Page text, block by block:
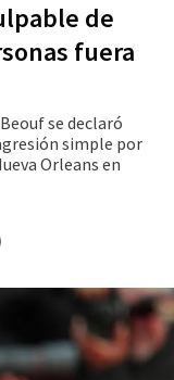
de
fuera
se declaró
simple por
Orleans en